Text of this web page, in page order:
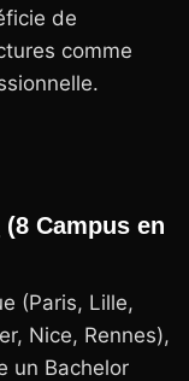
de
comme
(8 Campus en
(Paris, Lille,
Nice, Rennes),
un Bachelor